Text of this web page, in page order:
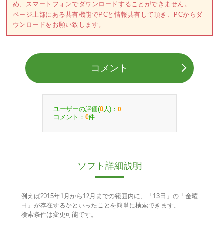
め、スマートフォンでダウンロードすることができません。
ページ上部にある共有機能でPCと情報共有して頂き、PCからダ
ウンロードをお願い致します。
コメント
ユーザーの評価(0 人)： 0
コメント： 0件
ソフト詳細説明
例えば2015年1月から12月までの範囲内に、「13日」の「金曜
日」が存在するかといったことを簡単に検索できます。
検索条件は変更可能です。